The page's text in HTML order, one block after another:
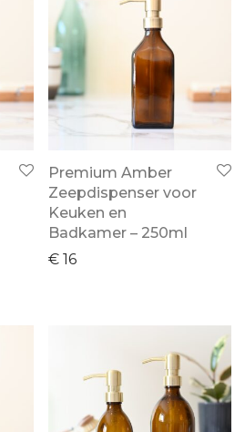
Premium Amber
Zeepdispenser voor
Keuken en
Badkamer – 250ml
€ 16